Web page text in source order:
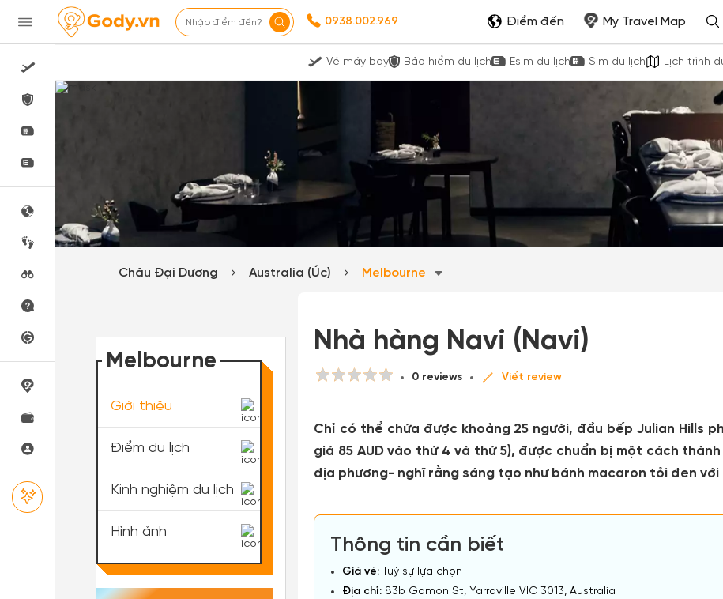
Nhập điểm đến? 0938.002.969 Điểm đến My Travel Map
Vé máy bay Bảo hiểm du lịch Esim du lịch Sim du lịch Lịch trình
Châu Đại Dương Australia (Úc) Melbourne
Nhà hàng Navi (Navi)
0 reviews Viết review
Chỉ có thể chứa được khoảng 25 người, đầu bếp Julian Hills
giá 85 AUD vào thứ 4 và thứ 5), được chuẩn bị một cách
địa phương- nghĩ rằng sáng tạo như bánh macaron tỏi đen với
Thông tin cần biết
Giá vé: Tuỳ sự lựa chọn
Địa chỉ: 83b Gamon St, Yarraville VIC 3013, Australia
Melbourne
Giới thiệu
Điểm du lịch
Kinh nghiệm du lịch
Hình ảnh